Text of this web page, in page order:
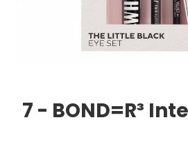
7 - BOND=R³